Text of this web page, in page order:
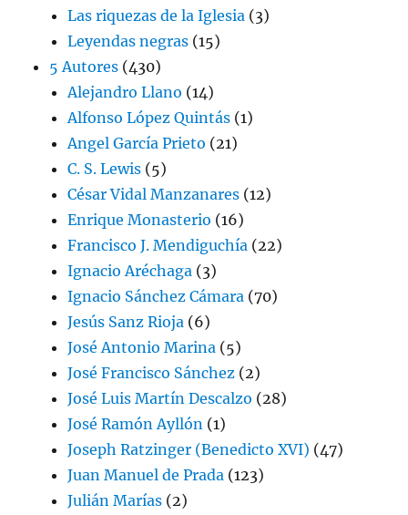
Las riquezas de la Iglesia (3)
Leyendas negras (15)
5 Autores (430)
Alejandro Llano (14)
Alfonso López Quintás (1)
Angel García Prieto (21)
C. S. Lewis (5)
César Vidal Manzanares (12)
Enrique Monasterio (16)
Francisco J. Mendiguchía (22)
Ignacio Aréchaga (3)
Ignacio Sánchez Cámara (70)
Jesús Sanz Rioja (6)
José Antonio Marina (5)
José Francisco Sánchez (2)
José Luis Martín Descalzo (28)
José Ramón Ayllón (1)
Joseph Ratzinger (Benedicto XVI) (47)
Juan Manuel de Prada (123)
Julián Marías (2)